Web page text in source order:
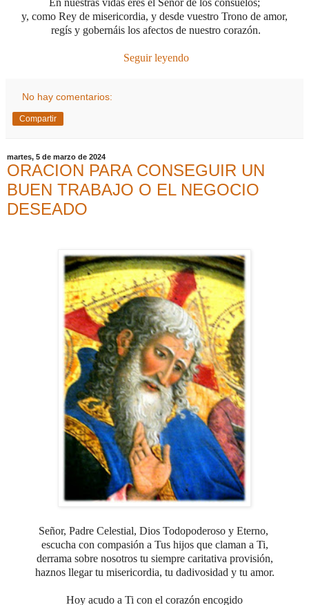
y, como Rey de misericordia, y desde vuestro Trono de amor,
regís y gobernáis los afectos de nuestro corazón.
Seguir leyendo
No hay comentarios:
Compartir
martes, 5 de marzo de 2024
ORACION PARA CONSEGUIR UN
BUEN TRABAJO O EL NEGOCIO
DESEADO
Señor, Padre Celestial, Dios Todopoderoso y Eterno,
escucha con compasión a Tus hijos que claman a Ti,
derrama sobre nosotros tu siempre caritativa provisión,
haznos llegar tu misericordia, tu dadivosidad y tu amor.
Hoy acudo a Ti con el corazón encogido